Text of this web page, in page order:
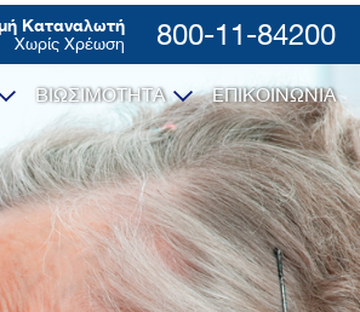
Καταναλωτή
Χωρίς Χρέωση 800-11-84200
ΒΙΩΣΙΜΟΤΗΤΑ ΕΠΙΚΟΙΝΩΝΙΑ